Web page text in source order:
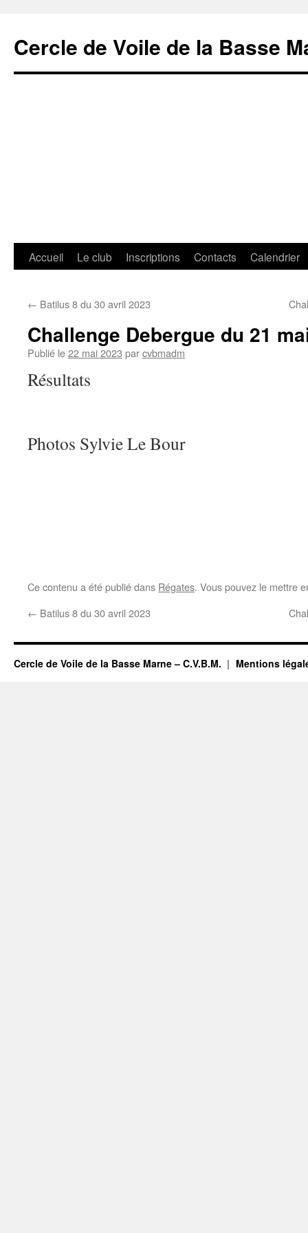
Cercle de Voile de la Basse
Aller
contenu
Accueil Le club Inscriptions Contacts Calendrier
← Batilus 8 du 30 avril 2023
Challenge Debergue du 21
Publié le22 mai 2023 parcvbmadm
Résultats
Photos Sylvie Le Bour
Ce contenu a été publié dans Régates. Vous pouvez le mettre
← Batilus 8 du 30 avril 2023
Cercle de Voile de la Basse Marne – C.V.B.M. Mentions